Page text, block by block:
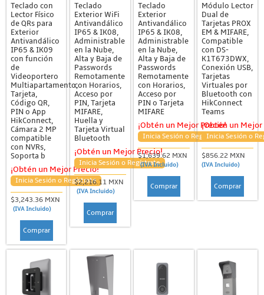
Teclado con
Lector Físico
de QRs para
Exterior
Antivandálico
IP65 & IK09
con función
de
Videoportero
Multiapartamento,
Tarjeta,
Código QR,
PIN o App
HikConnect,
Cámara 2 MP
compatible
con NVRs,
Soporta b
¡Obtén un Mejor Precio!
Inicia Sesión o Regístrate
$3,243.36 MXN
(IVA Incluido)
Comprar
Teclado
Exterior WiFi
Antivandálico
IP65 & IK08,
Administrable
en la Nube,
Alta y Baja de
Passwords
Remotamente
con Horarios,
Acceso por
PIN, Tarjeta
MIFARE,
Huella y
Tarjeta Virtual
Bluetooth
¡Obtén un Mejor Precio!
Inicia Sesión o Regístrate
$2,216.11 MXN
(IVA Incluido)
Comprar
Teclado
Exterior
Antivandálico
IP65 & IK08,
Administrable
en la Nube,
Alta y Baja de
Passwords
Remotamente
con Horarios,
Acceso por
PIN o Tarjeta
MIFARE
¡Obtén un Mejor Precio!
Inicia Sesión o Regístrate
$1,639.62 MXN
(IVA Incluido)
Comprar
Módulo Lector
Dual de
Tarjetas PROX
EM & MIFARE,
Compatible
con DS-
K1T673DWX,
Conexión USB,
Tarjetas
Virtuales por
Bluetooth con
HikConnect
Teams
¡Obtén un
Inicia Sesión o
$856.22 MXN
(IVA Incluido)
Comprar